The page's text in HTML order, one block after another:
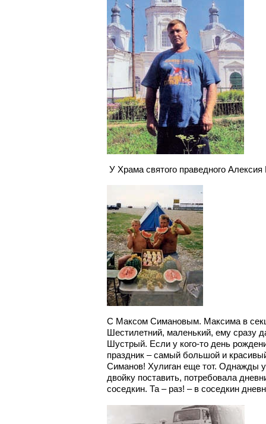
У Храма святого праведного Алексия
С Максом Симановым. Максима в
Шестилетний, маленький, ему сразу
Шустрый. Если у кого-то день
праздник – самый большой и
Симанов! Хулиган еще тот. Однажды
двойку поставить, потребовала
соседкин. Та – раз! – в соседкин